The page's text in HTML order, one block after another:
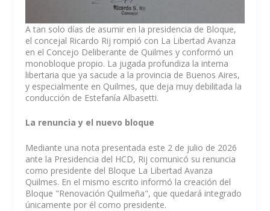
A tan solo días de asumir en la presidencia de Bloque,
el concejal Ricardo Rij rompió con La Libertad Avanza
en el Concejo Deliberante de Quilmes y conformó un
monobloque propio. La jugada profundiza la interna
libertaria que ya sacude a la provincia de Buenos Aires,
y especialmente en Quilmes, que deja muy debilitada la
conducción de Estefanía Albasetti.
La renuncia y el nuevo bloque
Mediante una nota presentada este 2 de julio de 2026
ante la Presidencia del HCD, Rij comunicó su renuncia
como presidente del Bloque La Libertad Avanza
Quilmes. En el mismo escrito informó la creación del
Bloque "Renovación Quilmeña", que quedará integrado
únicamente por él como presidente.